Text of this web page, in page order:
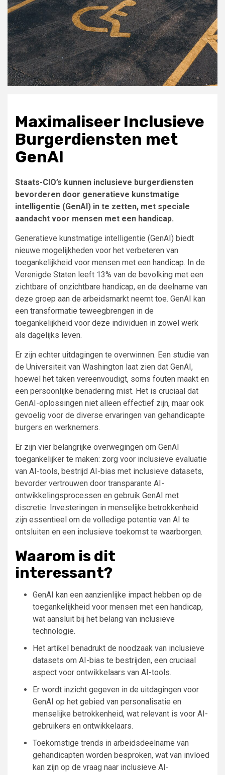
Maximaliseer Inclusieve
Burgerdiensten met
GenAI
Staats-CIO’s kunnen inclusieve burgerdiensten
bevorderen door generatieve kunstmatige
intelligentie (GenAI) in te zetten, met speciale
aandacht voor mensen met een handicap.
Generatieve kunstmatige intelligentie (GenAI) biedt
nieuwe mogelijkheden voor het verbeteren van
toegankelijkheid voor mensen met een handicap. In de
Verenigde Staten leeft 13% van de bevolking met een
zichtbare of onzichtbare handicap, en de deelname van
deze groep aan de arbeidsmarkt neemt toe. GenAI kan
een transformatie teweegbrengen in de
toegankelijkheid voor deze individuen in zowel werk
als dagelijks leven.
Er zijn echter uitdagingen te overwinnen. Een studie van
de Universiteit van Washington laat zien dat GenAI,
hoewel het taken vereenvoudigt, soms fouten maakt en
een persoonlijke benadering mist. Het is cruciaal dat
GenAI-oplossingen niet alleen effectief zijn, maar ook
gevoelig voor de diverse ervaringen van gehandicapte
burgers en werknemers.
Er zijn vier belangrijke overwegingen om GenAI
toegankelijker te maken: zorg voor inclusieve evaluatie
van AI-tools, bestrijd AI-bias met inclusieve datasets,
bevorder vertrouwen door transparante AI-
ontwikkelingsprocessen en gebruik GenAI met
discretie. Investeringen in menselijke betrokkenheid
zijn essentieel om de volledige potentie van AI te
ontsluiten en een inclusieve toekomst te waarborgen.
Waarom is dit
interessant?
GenAI kan een aanzienlijke impact hebben op de
toegankelijkheid voor mensen met een handicap,
wat aansluit bij het belang van inclusieve
technologie.
Het artikel benadrukt de noodzaak van inclusieve
datasets om AI-bias te bestrijden, een cruciaal
aspect voor ontwikkelaars van AI-tools.
Er wordt inzicht gegeven in de uitdagingen voor
GenAI op het gebied van personalisatie en
menselijke betrokkenheid, wat relevant is voor AI-
gebruikers en ontwikkelaars.
Toekomstige trends in arbeidsdeelname van
gehandicapten worden besproken, wat van invloed
kan zijn op de vraag naar inclusieve AI-